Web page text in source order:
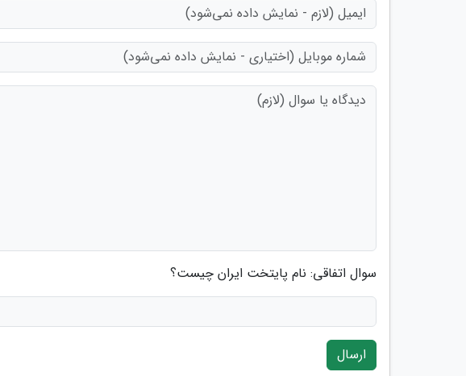
سوال اتفاقی: نام پایتخت ایران چیست؟
ارسال